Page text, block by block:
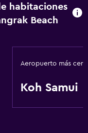
habitaciones
Beach
Aeropuerto más
Koh Samui